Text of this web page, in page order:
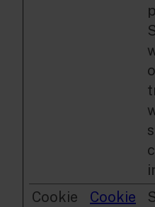
Cookie
Cookie